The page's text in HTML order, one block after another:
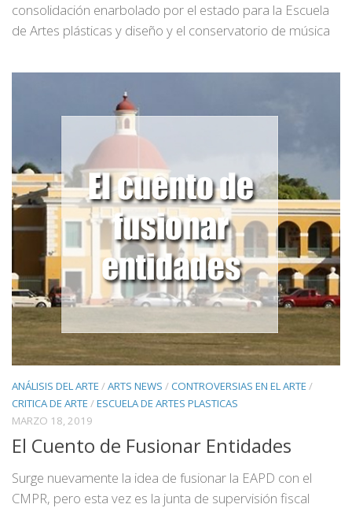
consolidación enarbolado por el estado para la Escuela
de Artes plásticas y diseño y el conservatorio de música
ANÁLISIS DEL ARTE /ARTS NEWS /CONTROVERSIAS EN EL ARTE /
CRITICA DE ARTE /ESCUELA DE ARTES PLASTICAS
MARZO 18, 2019
El Cuento de Fusionar Entidades
Surge nuevamente la idea de fusionar la EAPD con el
CMPR, pero esta vez es la junta de supervisión fiscal